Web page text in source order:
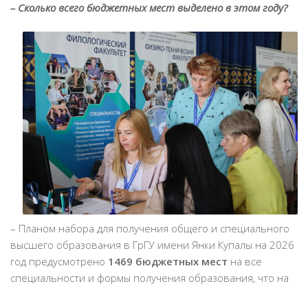
– Сколько всего бюджетных мест выделено в этом году?
– Планом набора для получения общего и специального
высшего образования в ГрГУ имени Янки Купалы на 2026
год предусмотрено 1469 бюджетных мест на все
специальности и формы получения образования, что на